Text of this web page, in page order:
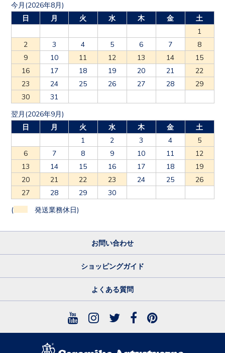
今月(2026年8月)
日
月 火 水 木 金
土
1
2
3 4 5 6 7
8
9
10 11 12 13 14
15
16
17 18 19 20 21
22
23
24 25 26 27 28
29
30
31
翌月(2026年9月)
日
月 火 水 木 金
土
1
2 3 4
5
6
7 8 9 10 11
12
13
14 15 16 17 18
19
20
21 22 23 24 25
26
27
28 29 30
( 発送業務休日)
お問い合わせ
ショッピングガイド
よくある質問